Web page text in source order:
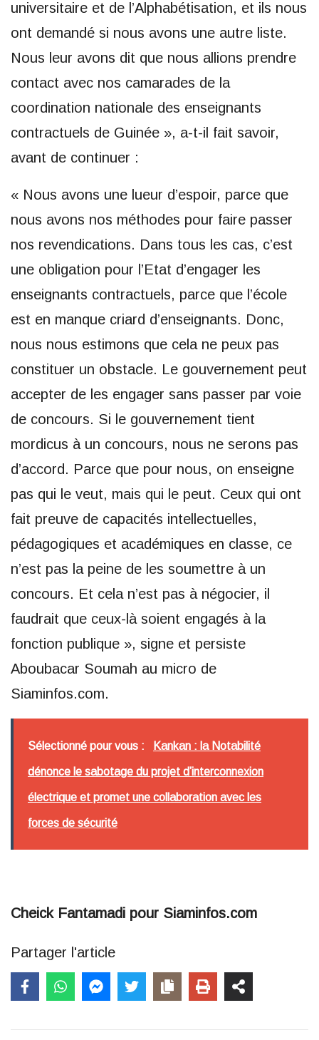
universitaire et de l’Alphabétisation, et ils nous
ont demandé si nous avons une autre liste.
Nous leur avons dit que nous allions prendre
contact avec nos camarades de la
coordination nationale des enseignants
contractuels de Guinée », a-t-il fait savoir,
avant de continuer :
« Nous avons une lueur d’espoir, parce que
nous avons nos méthodes pour faire passer
nos revendications. Dans tous les cas, c’est
une obligation pour l’Etat d’engager les
enseignants contractuels, parce que l’école
est en manque criard d’enseignants. Donc,
nous nous estimons que cela ne peux pas
constituer un obstacle. Le gouvernement peut
accepter de les engager sans passer par voie
de concours. Si le gouvernement tient
mordicus à un concours, nous ne serons pas
d’accord. Parce que pour nous, on enseigne
pas qui le veut, mais qui le peut. Ceux qui ont
fait preuve de capacités intellectuelles,
pédagogiques et académiques en classe, ce
n’est pas la peine de les soumettre à un
concours. Et cela n’est pas à négocier, il
faudrait que ceux-là soient engagés à la
fonction publique », signe et persiste
Aboubacar Soumah au micro de
Siaminfos.com.
Sélectionné pour vous : Kankan : la Notabilité
dénonce le sabotage du projet d’interconnexion
électrique et promet une collaboration avec les
forces de sécurité
Cheick Fantamadi pour Siaminfos.com
Partager l'article